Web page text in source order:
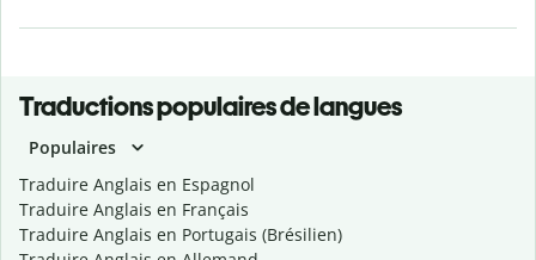
Traductions populaires de langues
Populaires
Traduire Anglais en Espagnol
Traduire Anglais en Français
Traduire Anglais en Portugais (Brésilien)